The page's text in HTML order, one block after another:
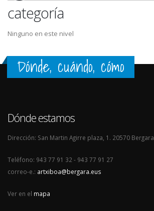
categoría
Ninguno en este nivel
Dónde, cuándo, cómo
Dónde estamos
Dirección: San Martin Agirre plaza, 1. 20570 Bergara
Teléfono: 943 77 91 32 - 943 77 91 27
correo-e.: artxiboa@bergara.eus
Ver en el mapa